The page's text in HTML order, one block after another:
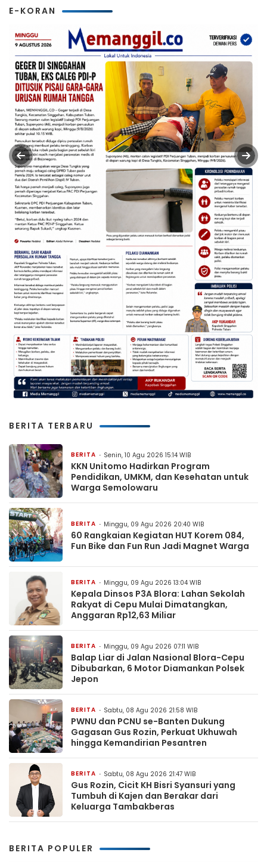
E-KORAN
BERITA TERBARU
BERITA Senin, 10 Agu 2026 15:14 WIB
KKN Unitomo Hadirkan Program
Pendidikan, UMKM, dan Kesehatan untuk
Warga Semolowaru
BERITA Minggu, 09 Agu 2026 20:40 WIB
60 Rangkaian Kegiatan HUT Korem 084,
Fun Bike dan Fun Run Jadi Magnet Warga
BERITA Minggu, 09 Agu 2026 13:04 WIB
Kepala Dinsos P3A Blora: Lahan Sekolah
Rakyat di Cepu Mulai Dimatangkan,
Anggaran Rp12,63 Miliar
BERITA Minggu, 09 Agu 2026 07:11 WIB
Balap Liar di Jalan Nasional Blora-Cepu
Dibubarkan, 6 Motor Diamankan Polsek
Jepon
BERITA Sabtu, 08 Agu 2026 21:58 WIB
PWNU dan PCNU se-Banten Dukung
Gagasan Gus Rozin, Perkuat Ukhuwah
hingga Kemandirian Pesantren
BERITA Sabtu, 08 Agu 2026 21:47 WIB
Gus Rozin, Cicit KH Bisri Syansuri yang
Tumbuh di Kajen dan Berakar dari
Keluarga Tambakberas
BERITA POPULER